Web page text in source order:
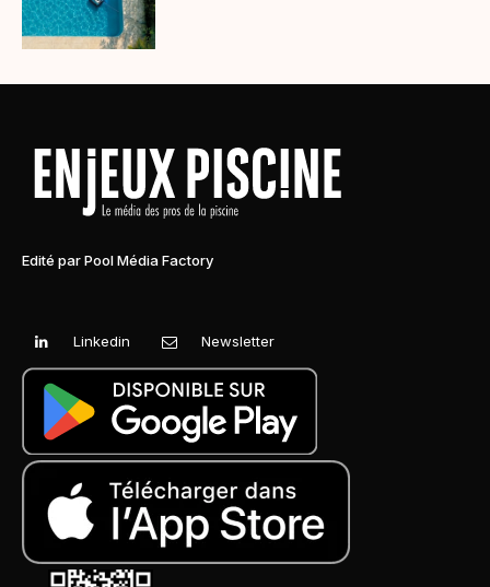
Edité par Pool Média Factory
Linkedin Newsletter